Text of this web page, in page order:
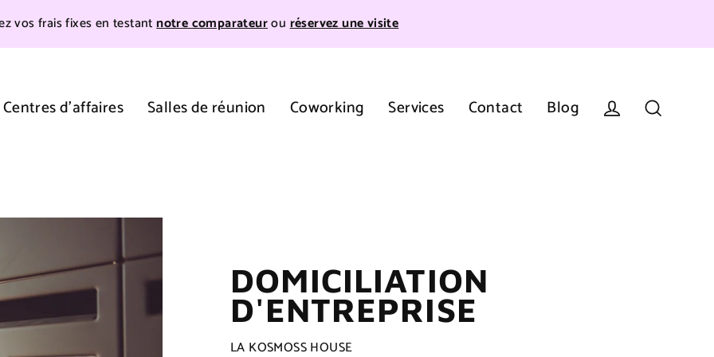
vos frais fixes en testantnotre comparateurouréservez une visite
Centres d'affaires Salles de réunion Coworking Services Contact Blog
DOMICILIATION
D'ENTREPRISE
LA KOSMOSS HOUSE